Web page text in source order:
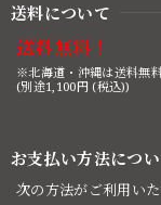
送料について
送料無料！
※北海道・沖縄は送料無料
(別途1,100円 (税込))
お支払い方法につ
次の方法がご利用いた